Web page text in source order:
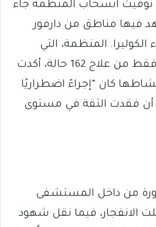
توقيت انسحاب المنظمة جاء
فيها مناطق من دارفور
الكوليرا. المنظمة، التي
تمكنت خلال 16 يومًا فقط من علاج 162 حالة، أكدت
كان “إجراءً اضطراريًا
أن فقدت الثقة في مستوى
من داخل المستشفى
الانفجار، فيما نقل شهود